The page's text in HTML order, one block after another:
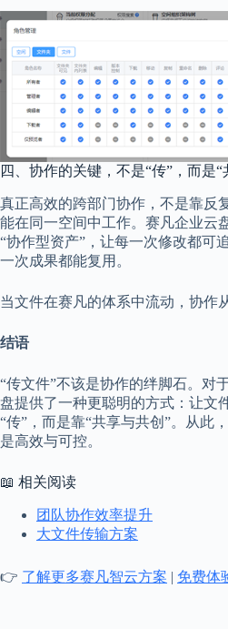
四、协作的关键，不是“传”，而是“
真正高效的跨部门协作，不是靠反
能在同一空间中工作。赛凡企业云
“协作型资产”，让每一次修改都可
一次成果都能复用。
当文件在赛凡的体系中流动，协作
结语
“传文件”不该是协作的绊脚石。对
盘提供了一种更聪明的方式：让文
“传”，而是靠“共享与共创”。从此
是高效与可控。
📖 相关阅读
团队协作效率提升
大文件传输方案
👉 了解更多赛凡智云方案 | 免费体